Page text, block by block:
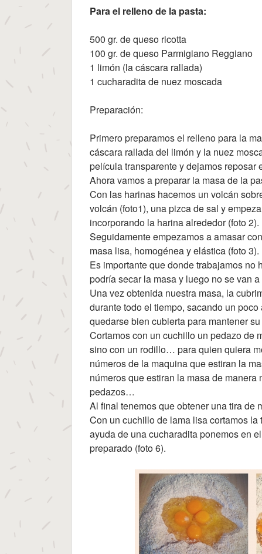
Para el relleno de la pasta:
500 gr. de queso ricotta
100 gr. de queso Parmigiano Reggiano
1 limón (la cáscara rallada)
1 cucharadita de nuez moscada
Preparación:
Primero preparamos el relleno para la
cáscara rallada del limón y la nuez
película transparente y dejamos reposar
Ahora vamos a preparar la masa de la
Con las harinas hacemos un volcán
volcán (foto1), una pizca de sal y
incorporando la harina alrededor (foto 2).
Seguidamente empezamos a amasar
masa lisa, homogénea y elástica (foto 3).
Es importante que donde trabajamos no
podría secar la masa y luego no se van
Una vez obtenida nuestra masa, la
durante todo el tiempo, sacando un
quedarse bien cubierta para mantener
Cortamos con un cuchillo un pedazo de
sino con un rodillo… para quien quiera
números de la maquina que estiran la
números que estiran la masa de
pedazos…
Al final tenemos que obtener una tira de
Con un cuchillo de lama lisa cortamos
ayuda de una cucharadita ponemos en
preparado (foto 6).